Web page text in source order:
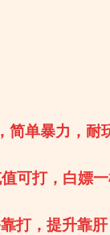
简单暴力，耐
可打，白嫖
打，提升靠